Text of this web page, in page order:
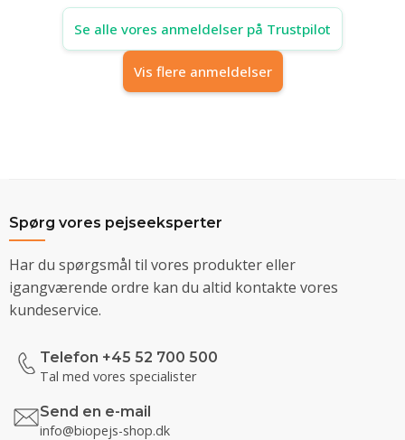
Se alle vores anmeldelser på Trustpilot
Vis flere anmeldelser
Spørg vores pejseeksperter
Har du spørgsmål til vores produkter eller
igangværende ordre kan du altid kontakte vores
kundeservice.
Telefon +45 52 700 500
Tal med vores specialister
Send en e-mail
info@biopejs-shop.dk